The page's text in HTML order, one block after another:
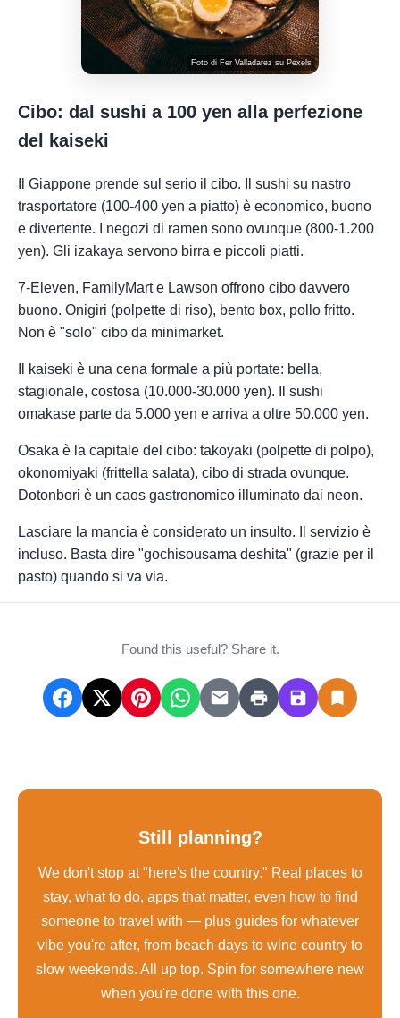
Foto di Fer ValladarezsuPexels
Cibo: dal sushi a 100 yen alla perfezione
del kaiseki
Il Giappone prende sul serio il cibo. Il sushi su nastro
trasportatore (100-400 yen a piatto) è economico, buono
e divertente. I negozi di ramen sono ovunque (800-1.200
yen). Gli izakaya servono birra e piccoli piatti.
7-Eleven, FamilyMart e Lawson offrono cibo davvero
buono. Onigiri (polpette di riso), bento box, pollo fritto.
Non è "solo" cibo da minimarket.
Il kaiseki è una cena formale a più portate: bella,
stagionale, costosa (10.000-30.000 yen). Il sushi
omakase parte da 5.000 yen e arriva a oltre 50.000 yen.
Osaka è la capitale del cibo: takoyaki (polpette di polpo),
okonomiyaki (frittella salata), cibo di strada ovunque.
Dotonbori è un caos gastronomico illuminato dai neon.
Lasciare la mancia è considerato un insulto. Il servizio è
incluso. Basta dire "gochisousama deshita" (grazie per il
pasto) quando si va via.
Found this useful? Share it.
Still planning?
We don't stop at "here's the country." Real places to
stay, what to do, apps that matter, even how to find
someone to travel with — plus guides for whatever
vibe you're after, from beach days to wine country to
slow weekends. All up top. Spin for somewhere new
when you're done with this one.